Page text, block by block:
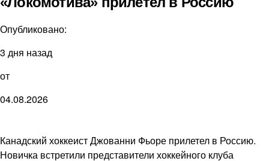
Опубликовано:
3 дня назад
от
04.08.2026
Канадский хоккеист Джованни Фьоре прилетел в Россию.
Новичка встретили представители хоккейного клуба